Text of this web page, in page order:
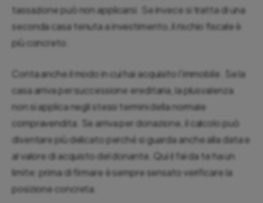
tassazione può non applicarsi. Se invece si tratta di una
seconda casa tenuta a investimento, il rischio fiscale è
più concreto.
Conta anche il modo in cui hai acquisito l’immobile. Se la
casa arriva per successione ereditaria, la plusvalenza
non si applica negli stessi termini della normale
compravendita. Se arriva per donazione, il calcolo può
diventare più delicato perché si guarda anche alla data e
al valore di acquisto del donante. Qui il fai da te ha un
limite: prima di firmare è sempre sensato verificare la
posizione concreta.